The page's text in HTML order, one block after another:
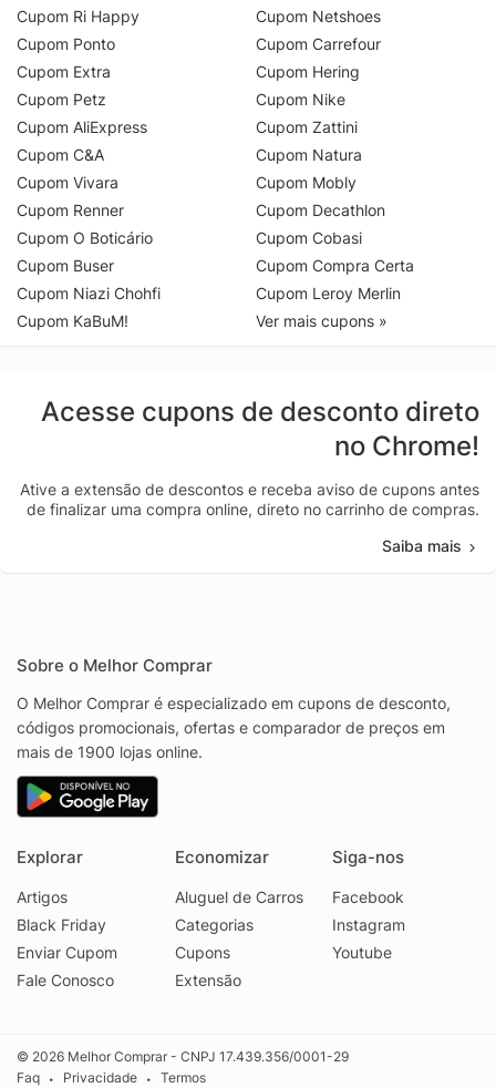
Cupom Ri Happy
Cupom Ponto
Cupom Extra
Cupom Petz
Cupom AliExpress
Cupom C&A
Cupom Vivara
Cupom Renner
Cupom O Boticário
Cupom Buser
Cupom Niazi Chohfi
Cupom KaBuM!
Cupom Netshoes
Cupom Carrefour
Cupom Hering
Cupom Nike
Cupom Zattini
Cupom Natura
Cupom Mobly
Cupom Decathlon
Cupom Cobasi
Cupom Compra Certa
Cupom Leroy Merlin
Ver mais cupons »
Acesse cupons de desconto direto
no Chrome!
Ative a extensão de descontos e receba aviso de cupons antes
de finalizar uma compra online, direto no carrinho de compras.
Saiba mais
Sobre o Melhor Comprar
O Melhor Comprar é especializado em cupons de desconto,
códigos promocionais, ofertas e comparador de preços em
mais de 1900 lojas online.
Explorar
Artigos
Black Friday
Enviar Cupom
Fale Conosco
Economizar
Aluguel de Carros
Categorias
Cupons
Extensão
Siga-nos
Facebook
Instagram
Youtube
© 2026 Melhor Comprar - CNPJ 17.439.356/0001-29
Faq
• Privacidade • Termos